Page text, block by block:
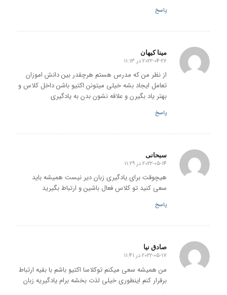
پاسخ
مینا کیهان
گفته:
2022-04-26 در 11:13
از نظر من که مدرس هستم هرچقدر بین دانش اموزان
تعامل ایجاد بشه خیلی میتونن اکتیو باشن داخل کلاس و
بهتر یاد بگیرن و علاقه نشون بدن به یادگیری
پاسخ
سبحانی
گفته:
2022-05-14 در 11:29
هیچوقت برای یادگیری زبان دیر نیست همیشه باید
سعی کنید تو کلاس فعال باشین و ارتباط بگیرید
پاسخ
صادق نیا
گفته:
2022-05-17 در 11:41
من همیشه سعی میکنم توکلاسا اکتیو باشم با بقیه ارتباط
برقرار کنم اینطوری خیلی لذت بخشه برام یادگیریه زبان